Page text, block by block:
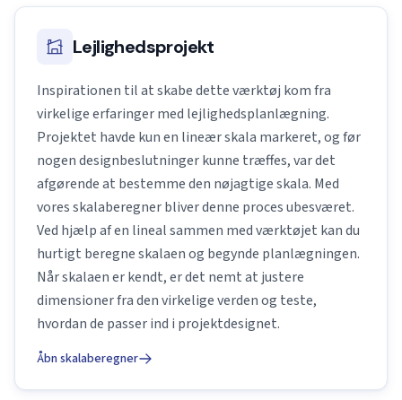
Lejlighedsprojekt
Inspirationen til at skabe dette værktøj kom fra
virkelige erfaringer med lejlighedsplanlægning.
Projektet havde kun en lineær skala markeret, og før
nogen designbeslutninger kunne træffes, var det
afgørende at bestemme den nøjagtige skala. Med
vores skalaberegner bliver denne proces ubesværet.
Ved hjælp af en lineal sammen med værktøjet kan du
hurtigt beregne skalaen og begynde planlægningen.
Når skalaen er kendt, er det nemt at justere
dimensioner fra den virkelige verden og teste,
hvordan de passer ind i projektdesignet.
Åbn skalaberegner